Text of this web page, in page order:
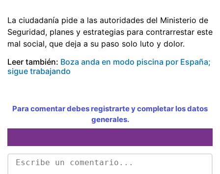
La ciudadanía pide a las autoridades del Ministerio de
Seguridad, planes y estrategias para contrarrestar este
mal social, que deja a su paso solo luto y dolor.
Leer también: Boza anda en modo piscina por España;
sigue trabajando
Para comentar debes registrarte y completar los datos
generales.